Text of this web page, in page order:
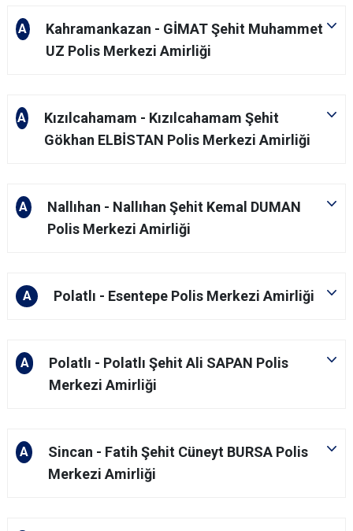
A
Kahramankazan - GİMAT Şehit Muhammet
UZ Polis Merkezi Amirliği
A
Kızılcahamam - Kızılcahamam Şehit
Gökhan ELBİSTAN Polis Merkezi Amirliği
A
Nallıhan - Nallıhan Şehit Kemal DUMAN
Polis Merkezi Amirliği
A Polatlı - Esentepe Polis Merkezi Amirliği
A
Polatlı - Polatlı Şehit Ali SAPAN Polis
Merkezi Amirliği
A
Sincan - Fatih Şehit Cüneyt BURSA Polis
Merkezi Amirliği